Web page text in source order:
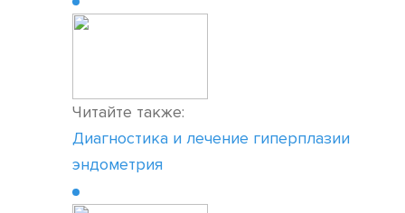
Читайте также:
Диагностика и лечение гиперплазии
эндометрия